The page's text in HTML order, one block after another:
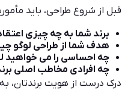
قبل از شروع طراحی، باید
برند شما به چه چیزی
هدف شما از طراحی لوگو
چه احساسی را می خواهید
چه افرادی مخاطب اصلی
درک درست از هویت برندتان،